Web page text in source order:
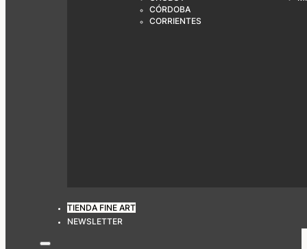
CÓRDOBA
CORRIENTES
TIENDA FINE ART
NEWSLETTER